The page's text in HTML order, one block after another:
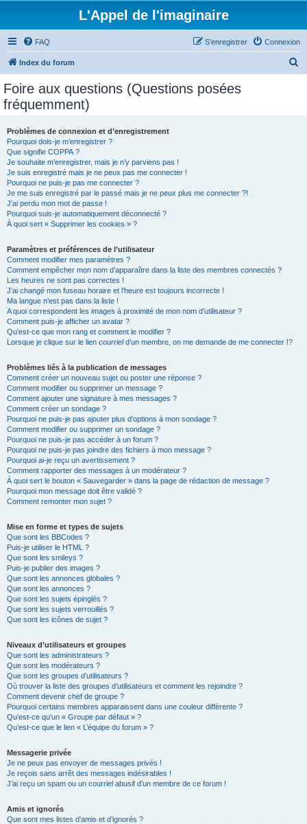
L'Appel de l'imaginaire
FAQ Connexion
S’enregistrer
Index du forum
Foire aux questions (Questions posées
fréquemment)
Problèmes de connexion et d’enregistrement
Pourquoi dois-je m’enregistrer ?
Que signifie COPPA ?
Je souhaite m’enregistrer, mais je n’y parviens pas !
Je suis enregistré mais je ne peux pas me connecter !
Pourquoi ne puis-je pas me connecter ?
Je me suis enregistré par le passé mais je ne peux plus me connecter ?!
J’ai perdu mon mot de passe !
Pourquoi suis-je automatiquement déconnecté ?
À quoi sert « Supprimer les cookies » ?
Paramètres et préférences de l’utilisateur
Comment modifier mes paramètres ?
Comment empêcher mon nom d’apparaître dans la liste des membres connectés ?
Les heures ne sont pas correctes !
J’ai changé mon fuseau horaire et l’heure est toujours incorrecte !
Ma langue n’est pas dans la liste !
A quoi correspondent les images à proximité de mon nom d’utilisateur ?
Comment puis-je afficher un avatar ?
Qu’est-ce que mon rang et comment le modifier ?
Lorsque je clique sur le lien courrield’un membre, on me demande de me connecter !?
Problèmes liés à la publication de messages
Comment créer un nouveau sujet ou poster une réponse ?
Comment modifier ou supprimer un message ?
Comment ajouter une signature à mes messages ?
Comment créer un sondage ?
Pourquoi ne puis-je pas ajouter plus d’options à mon sondage ?
Comment modifier ou supprimer un sondage ?
Pourquoi ne puis-je pas accéder à un forum ?
Pourquoi ne puis-je pas joindre des fichiers à mon message ?
Pourquoi ai-je reçu un avertissement ?
Comment rapporter des messages à un modérateur ?
À quoi sert le bouton « Sauvegarder » dans la page de rédaction de message ?
Pourquoi mon message doit être validé ?
Comment remonter mon sujet ?
Mise en forme et types de sujets
Que sont les BBCodes ?
Puis-je utiliser le HTML ?
Que sont les smileys ?
Puis-je publier des images ?
Que sont les annonces globales ?
Que sont les annonces ?
Que sont les sujets épinglés ?
Que sont les sujets verrouillés ?
Que sont les icônes de sujet ?
Niveaux d’utilisateurs et groupes
Que sont les administrateurs ?
Que sont les modérateurs ?
Que sont les groupes d’utilisateurs ?
Où trouver la liste des groupes d’utilisateurs et comment les rejoindre ?
Comment devenir chef de groupe ?
Pourquoi certains membres apparaissent dans une couleur différente ?
Qu’est-ce qu’un « Groupe par défaut » ?
Qu’est-ce que le lien « L’équipe du forum » ?
Messagerie privée
Je ne peux pas envoyer de messages privés !
Je reçois sans arrêt des messages indésirables !
J’ai reçu un spam ou un courriel abusif d’un membre de ce forum !
Amis et ignorés
Que sont mes listes d’amis et d’ignorés ?